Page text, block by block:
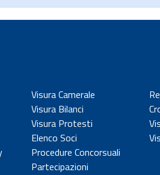
Visura Camerale
Visura Bilanci
Visura Protesti
Elenco Soci
Procedure Concorsuali
Partecipazioni